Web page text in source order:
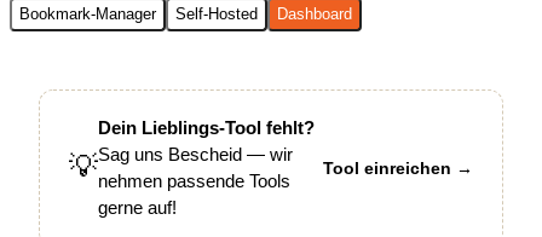
Bookmark-Manager Self-Hosted Dashboard
💡
Dein Lieblings-Tool fehlt?
Sag uns Bescheid — wir
nehmen passende Tools
gerne auf!
Tool einreichen →